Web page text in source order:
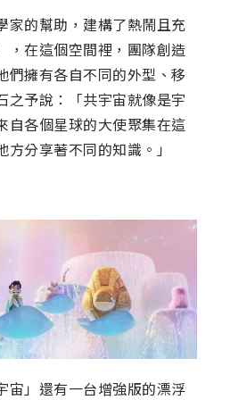
家的幫助，建構了熱鬧且充
，在這個空間裡，團隊創造
們擁有各自不同的外型、移
之予說：「共宇宙就像是宇
自各個星球的大使聚集在這
分享著不同的知識。」
宙」還有一台增強版的漂浮